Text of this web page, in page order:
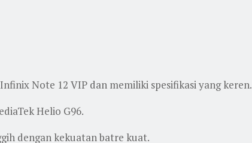
Note 12 VIP dan memiliki spesifikasi yang keren.
Helio G96.
dengan kekuatan batre kuat.